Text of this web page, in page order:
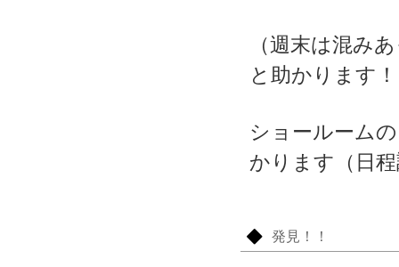
（週末は混み
と助かります！
ショールーム
かります（日
発見！！